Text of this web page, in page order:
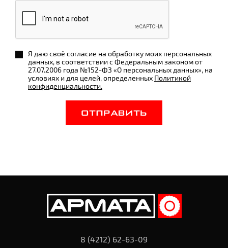
Я даю своё согласие на обработку моих персональных
данных, в соответствии с Федеральным законом от
27.07.2006 года №152-ФЗ «О персональных данных», на
условиях и для целей, определенных Политикой
конфиденциальности.
ОТПРАВИТЬ
8 (4212) 62-63-09